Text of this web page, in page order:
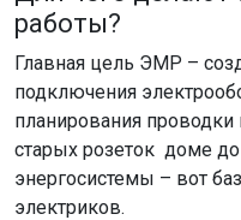
работы?
Главная цель ЭМР –
подключения
планирования
старых розеток доме
энергосистемы – вот
электриков.